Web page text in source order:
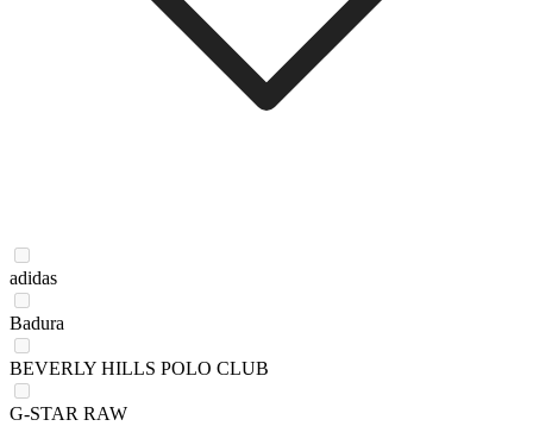
adidas
Badura
BEVERLY HILLS POLO CLUB
G-STAR RAW